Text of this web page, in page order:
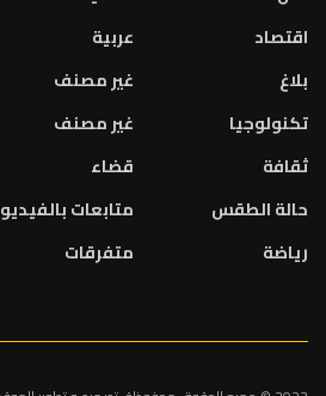
اقتصاد
بلاغ
تكنولوجيا
ثقافة
حالة الطقس
رياضة
عربية
غير مصنف
غير مصنف
قضاء
متابعات بالفيديو
متفرقات